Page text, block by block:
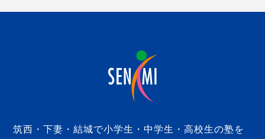
筑西・下妻・結城で小学生・中学生・高校生の塾を